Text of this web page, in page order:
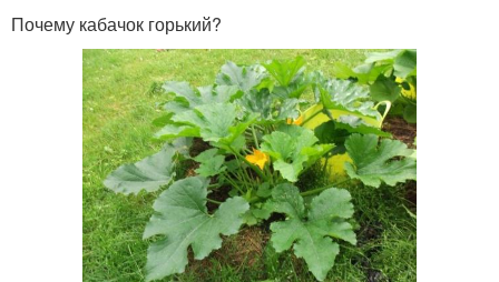
Почему кабачок горький?